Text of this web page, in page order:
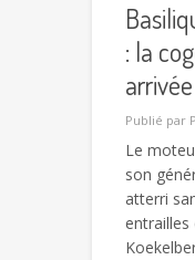
: la
Publié par
Le
son
atterri
entrailles